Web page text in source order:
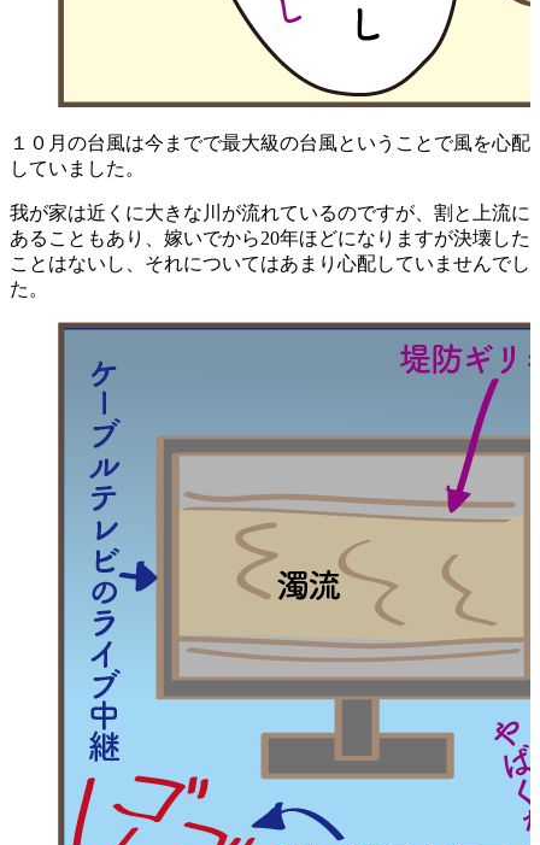
１０月の台風は今までで最大級の台風ということで風を心配
していました。
我が家は近くに大きな川が流れているのですが、割と上流に
あることもあり、嫁いでから20年ほどになりますが決壊した
ことはないし、それについてはあまり心配していませんでし
た。